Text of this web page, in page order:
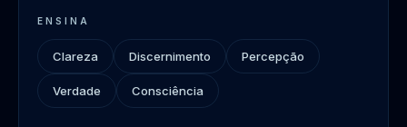
ENSINA
Clareza Discernimento Percepção
Verdade Consciência